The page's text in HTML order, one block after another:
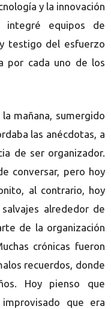
y la innovación
integré equipos de
testigo del esfuerzo
por cada uno de los
mañana, sumergido
las anécdotas, a
de ser organizador.
conversar, pero hoy
al contrario, hoy
alrededor de
de la organización
crónicas fueron
recuerdos, donde
Hoy pienso que
que era